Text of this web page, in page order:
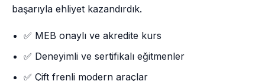
başarıyla ehliyet kazandırdık.
✅ MEB onaylı ve akredite kurs
✅ Deneyimli ve sertifikalı eğitmenler
✅ Çift frenli modern araçlar